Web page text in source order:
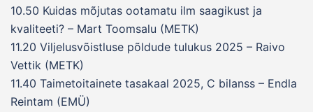
10.50 Kuidas mõjutas ootamatu ilm saagikust ja
kvaliteeti? – Mart Toomsalu (METK)
11.20 Viljelusvõistluse põldude tulukus 2025 – Raivo
Vettik (METK)
11.40 Taimetoitainete tasakaal 2025, C bilanss – Endla
Reintam (EMÜ)